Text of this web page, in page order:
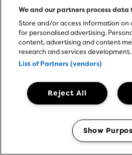
We and our partners process
Store and/or access information on
for personalised advertising.
content, advertising and content
research and services development.
List of Partners (vendors)
Reject All
Show